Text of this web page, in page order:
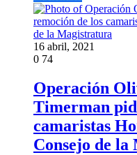
16 abril, 2021
0 74
Operación
Timerman
camaristas
Consejo de